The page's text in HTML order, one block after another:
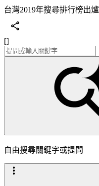
台灣2019年搜尋排行榜出爐
[]
自由搜尋關鍵字或提問